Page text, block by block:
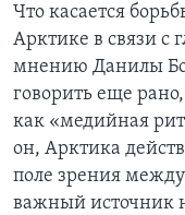
Что касается
Арктике в связи с
мнению Данилы
говорить еще рано,
как «медийная
он, Арктика
поле зрения
важный источник